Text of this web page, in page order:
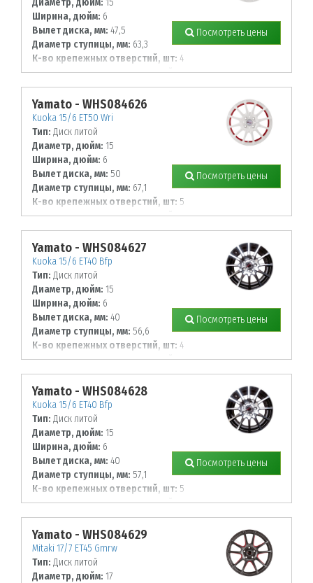
Ширина, дюйм: 6
Вылет диска, мм: 47,5
Диаметр ступицы, мм: 63,3
К-во крепежных отверстий, шт: 4
Диаметр располож. отверстий, мм:
108
Посмотреть цены
Yamato - WHS084626
Kuoka 15/6 ET50 Wri
Тип: Диск литой
Диаметр, дюйм: 15
Ширина, дюйм: 6
Вылет диска, мм: 50
Диаметр ступицы, мм: 67,1
К-во крепежных отверстий, шт: 5
Диаметр располож. отверстий, мм:
114,3
Посмотреть цены
Yamato - WHS084627
Kuoka 15/6 ET40 Bfp
Тип: Диск литой
Диаметр, дюйм: 15
Ширина, дюйм: 6
Вылет диска, мм: 40
Диаметр ступицы, мм: 56,6
К-во крепежных отверстий, шт: 4
Диаметр располож. отверстий, мм:
100
Посмотреть цены
Yamato - WHS084628
Kuoka 15/6 ET40 Bfp
Тип: Диск литой
Диаметр, дюйм: 15
Ширина, дюйм: 6
Вылет диска, мм: 40
Диаметр ступицы, мм: 57,1
К-во крепежных отверстий, шт: 5
Диаметр располож. отверстий, мм:
100
Посмотреть цены
Yamato - WHS084629
Mitaki 17/7 ET45 Gmrw
Тип: Диск литой
Диаметр, дюйм: 17